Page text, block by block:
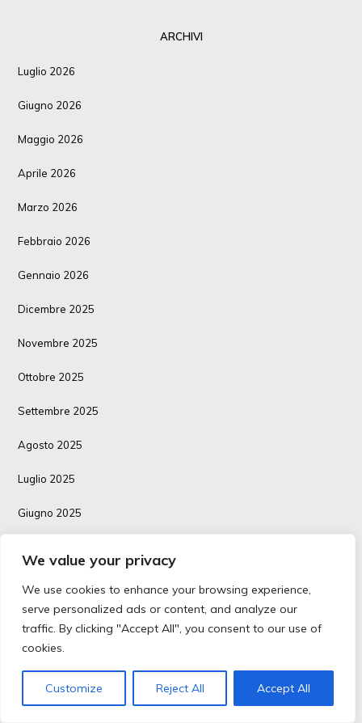
We value your privacy
We use cookies to enhance your browsing experience,
serve personalized ads or content, and analyze our
traffic. By clicking "Accept All", you consent to our use of
cookies.
Customize Reject All Accept All
ARCHIVI
Luglio 2026
Giugno 2026
Maggio 2026
Aprile 2026
Marzo 2026
Febbraio 2026
Gennaio 2026
Dicembre 2025
Novembre 2025
Ottobre 2025
Settembre 2025
Agosto 2025
Luglio 2025
Giugno 2025
Marzo 2025
Febbraio 2025
Gennaio 2025